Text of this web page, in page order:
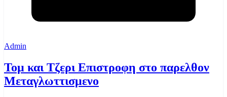
Admin
Τομ και Τζερι Επιστροφη στο παρελθον
Μεταγλωττισμενο